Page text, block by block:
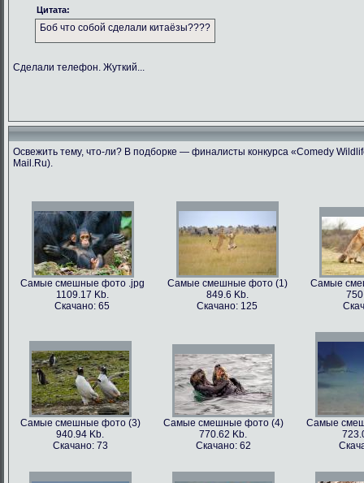
Цитата:
Боб что собой сделали китаёзы????
Сделали телефон. Жуткий...
Освежить тему, что-ли? В подборке — финалисты конкурса «Comedy
Mail.Ru).
Самые смешные фото .jpg
1109.17 Kb.
Скачано: 65
Самые смешные фото (1)
849.6 Kb.
Скачано: 125
Самые
Самые смешные фото (3)
940.94 Kb.
Скачано: 73
Самые смешные фото (4)
770.62 Kb.
Скачано: 62
Самые